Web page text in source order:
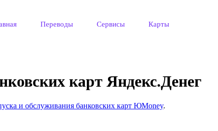
Переводы Сервисы Карты
карт Яндекс.Денег
и обслуживания банковских карт ЮMoney.